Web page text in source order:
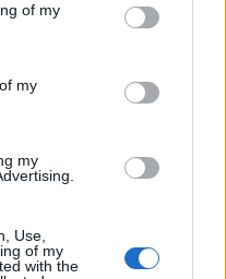
You may click to
its third-party tags to
in below Google
of my
my
my
Use,
of my
with the
illetve a határon túli
az őket ajánló betegek
felelős helyettes